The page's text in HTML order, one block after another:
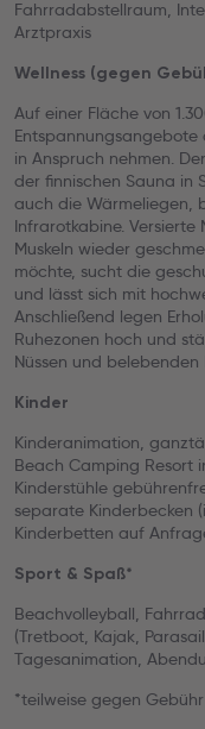
Fahrradabstellraum,
Arztpraxis
Wellness (gegen
Auf einer Fläche von
Entspannungsangebote
in Anspruch nehmen.
der finnischen Sauna in
auch die Wärmeliegen,
Infrarotkabine.
Muskeln wieder
möchte, sucht die
und lässt sich mit
Anschließend legen
Ruhezonen hoch und
Nüssen und belebenden
Kinder
Kinderanimation,
Beach Camping Resort
Kinderstühle
separate Kinderbecken
Kinderbetten auf
Sport & Spaß*
Beachvolleyball,
(Tretboot, Kajak,
Tagesanimation,
*teilweise gegen